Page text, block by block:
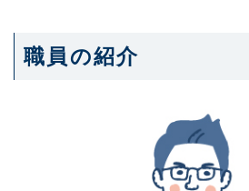
職員の紹介